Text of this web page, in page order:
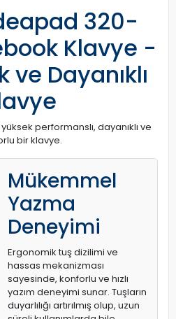
320-
Klavye -
ve Dayanıklı
performanslı, dayanıklı ve
bir klavye.
Mükemmel
Yazma
Deneyimi
Ergonomik tuş dizilimi ve
hassas mekanizması
sayesinde, konforlu ve hızlı
yazım deneyimi sunar. Tuşların
duyarlılığı artırılmış olup, uzun